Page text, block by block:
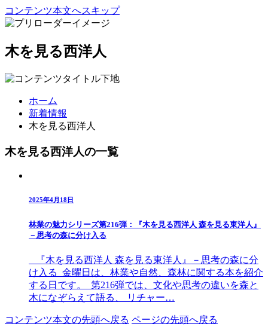
コンテンツ本文へスキップ
木を見る西洋人
ホーム
新着情報
木を見る西洋人
木を見る西洋人の一覧
2025年4月18日
林業の魅力シリーズ第216弾：『木を見る西洋人 森を見る東洋人』
－思考の森に分け入る
『木を見る西洋人 森を見る東洋人』－思考の森に分
け入る 金曜日は、林業や自然、森林に関する本を紹介
する日です。 第216弾では、文化や思考の違いを森と
木になぞらえて語る、 リチャー…
コンテンツ本文の先頭へ戻る ページの先頭へ戻る